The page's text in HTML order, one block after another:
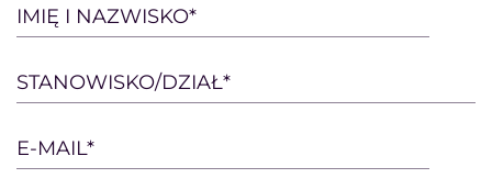
Please
this
field
empty.
IMIĘ I NAZWISKO*
STANOWISKO/DZIAŁ*
E-MAIL*